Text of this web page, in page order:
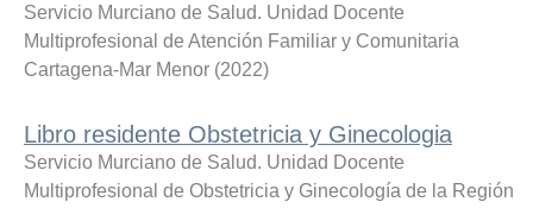
Servicio Murciano de Salud. Unidad Docente
Multiprofesional de Atención Familiar y Comunitaria
Cartagena-Mar Menor (2022)
Libro residente Obstetricia y Ginecologia
Servicio Murciano de Salud. Unidad Docente
Multiprofesional de Obstetricia y Ginecología de la Región